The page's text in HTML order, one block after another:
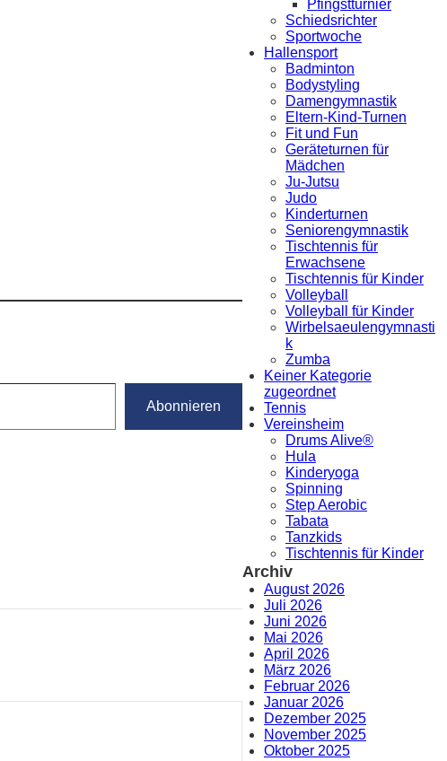
Abonnieren
Pfingstturnier
Schiedsrichter
Sportwoche
Hallensport
Badminton
Bodystyling
Damengymnastik
Eltern-Kind-Turnen
Fit und Fun
Geräteturnen für
Mädchen
Ju-Jutsu
Judo
Kinderturnen
Seniorengymnastik
Tischtennis für
Erwachsene
Tischtennis für Kinder
Volleyball
Volleyball für Kinder
Wirbelsaeulengymnasti
k
Zumba
Keiner Kategorie
zugeordnet
Tennis
Vereinsheim
Drums Alive®
Hula
Kinderyoga
Spinning
Step Aerobic
Tabata
Tanzkids
Tischtennis für Kinder
Archiv
August 2026
Juli 2026
Juni 2026
Mai 2026
April 2026
März 2026
Februar 2026
Januar 2026
Dezember 2025
November 2025
Oktober 2025